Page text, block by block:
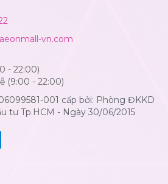
vn.com
- 22:00)
(9:00 - 22:00)
001 cấp bởi: Phòng ĐKKD
tư Tp.HCM - Ngày 30/06/2015